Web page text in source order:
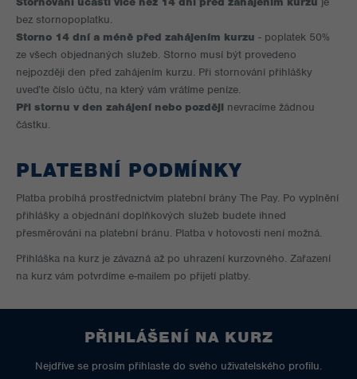
bez stornopoplatku.
Storno 14 dní a méně před zahájením kurzu - poplatek 50%
ze všech objednaných služeb. Storno musí být provedeno
nejpozději den před zahájením kurzu. Při stornování přihlášky
uveďte číslo účtu, na který vám vrátíme peníze.
Při stornu v den zahájení nebo později nevracíme žádnou
částku.
PLATEBNÍ PODMÍNKY
Platba probíhá prostřednictvím platební brány The Pay. Po vyplnění
přihlášky a objednání doplňkových služeb budete ihned
přesměrováni na platební bránu. Platba v hotovosti není možná.
Přihláška na kurz je závazná až po uhrazení kurzovného. Zařazení
na kurz vám potvrdíme e-mailem po přijetí platby.
PŘIHLÁŠENÍ NA KURZ
Nejdříve se prosím přihlaste do svého uživatelského profilu.